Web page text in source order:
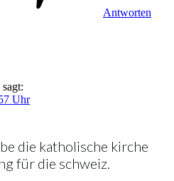
Antworten
sagt:
Uhr
die katholische kirche
für die schweiz.